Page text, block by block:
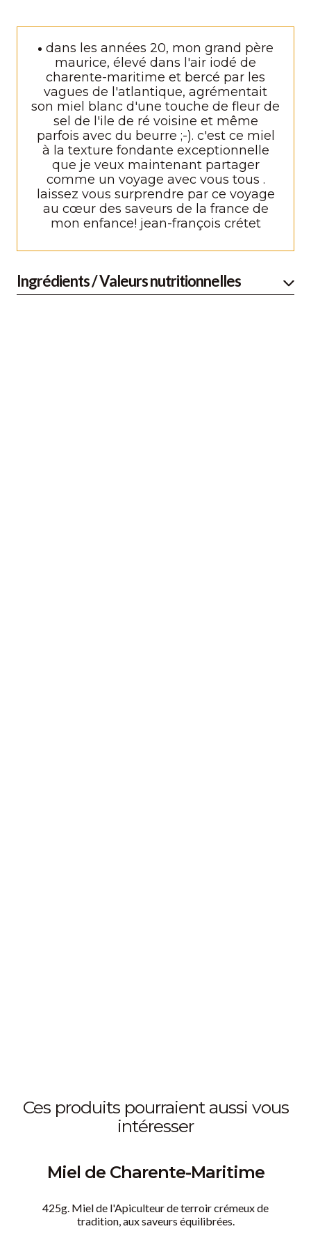
dans les années 20, mon grand père
maurice, élevé dans l'air iodé de
charente-maritime et bercé par les
vagues de l'atlantique, agrémentait
son miel blanc d'une touche de fleur de
sel de l'ile de ré voisine et même
parfois avec du beurre ;-). c'est ce miel
à la texture fondante exceptionnelle
que je veux maintenant partager
comme un voyage avec vous tous .
laissez vous surprendre par ce voyage
au cœur des saveurs de la france de
mon enfance! jean-françois crétet
Ingrédients / Valeurs nutritionnelles
ces produits pourraient aussi vous
intéresser
Miel de Charente-Maritime
425g. Miel de l'Apiculteur de terroir crémeux de
tradition, aux saveurs équilibrées.